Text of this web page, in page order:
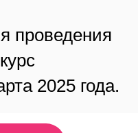
проведения
2025 года.